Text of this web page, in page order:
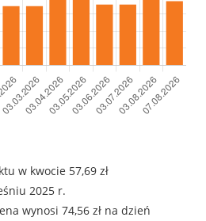
w kwocie 57,69 zł
2025 r.
wynosi 74,56 zł na dzień